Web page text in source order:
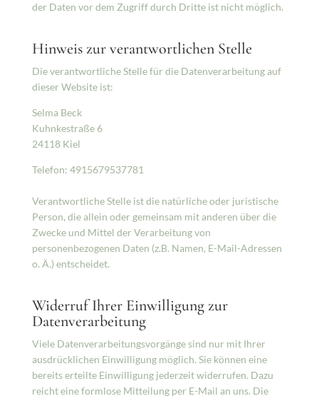
der Daten vor dem Zugriff durch Dritte ist nicht möglich.
Hinweis zur verantwortlichen Stelle
Die verantwortliche Stelle für die Datenverarbeitung auf
dieser Website ist:
Selma Beck
Kuhnkestraße 6
24118 Kiel
Telefon: 4915679537781
Verantwortliche Stelle ist die natürliche oder juristische
Person, die allein oder gemeinsam mit anderen über die
Zwecke und Mittel der Verarbeitung von
personenbezogenen Daten (z.B. Namen, E-Mail-Adressen
o. Ä.) entscheidet.
Widerruf Ihrer Einwilligung zur
Datenverarbeitung
Viele Datenverarbeitungsvorgänge sind nur mit Ihrer
ausdrücklichen Einwilligung möglich. Sie können eine
bereits erteilte Einwilligung jederzeit widerrufen. Dazu
reicht eine formlose Mitteilung per E-Mail an uns. Die